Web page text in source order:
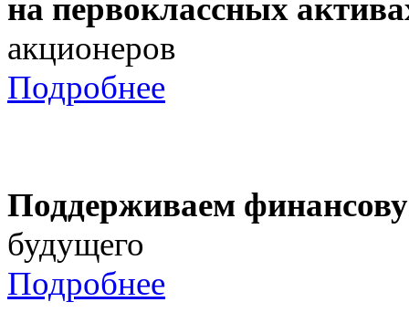
на первоклассных
акционеров
Подробнее
Поддерживаем
будущего
Подробнее